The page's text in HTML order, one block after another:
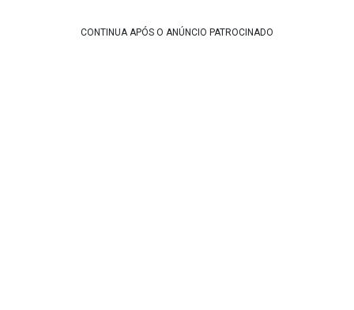
CONTINUA APÓS O ANÚNCIO PATROCINADO